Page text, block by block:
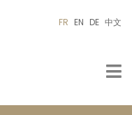
FR EN DE 中文